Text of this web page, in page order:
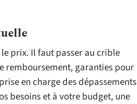
prix. Il faut passer au crible
remboursement, garanties pour
en charge des dépassements
besoins et à votre budget, une